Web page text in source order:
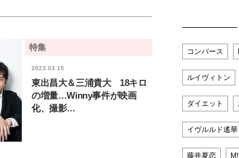
特集
2023.03.15
東出昌大＆三浦貴大 18キロ
の増量…Winny事件が映画
化、撮影…
コンバース
ルイヴィトン
ダイエット
イヴルルド遙華
藤井夏恋